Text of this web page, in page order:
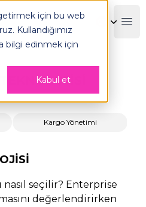
için bu web
Kullandığımız
bilgi edinmek için
Kabul et
Kargo Yönetimi
seçilir? Enterprise
değerlendirirken